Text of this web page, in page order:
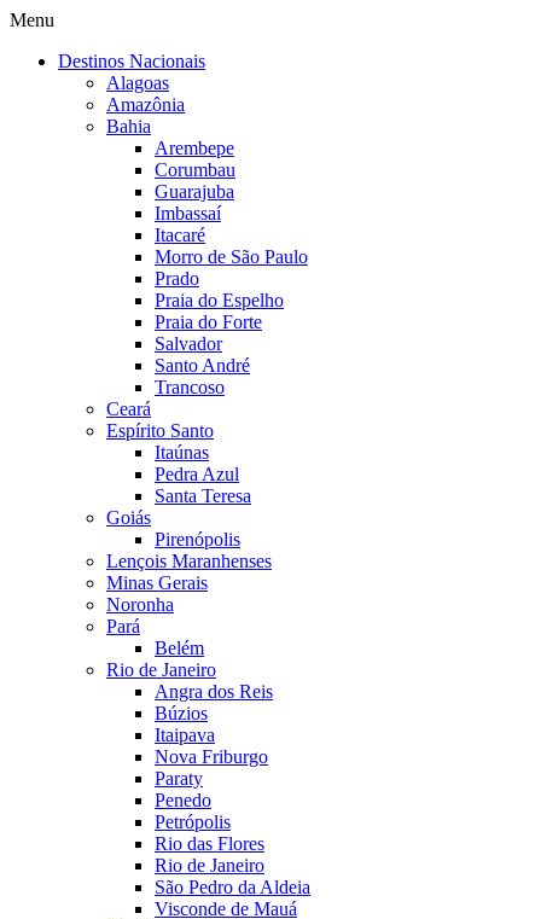
Menu
Destinos Nacionais
Alagoas
Amazônia
Bahia
Arembepe
Corumbau
Guarajuba
Imbassaí
Itacaré
Morro de São Paulo
Prado
Praia do Espelho
Praia do Forte
Salvador
Santo André
Trancoso
Ceará
Espírito Santo
Itaúnas
Pedra Azul
Santa Teresa
Goiás
Pirenópolis
Lençois Maranhenses
Minas Gerais
Noronha
Pará
Belém
Rio de Janeiro
Angra dos Reis
Búzios
Itaipava
Nova Friburgo
Paraty
Penedo
Petrópolis
Rio das Flores
Rio de Janeiro
São Pedro da Aldeia
Visconde de Mauá